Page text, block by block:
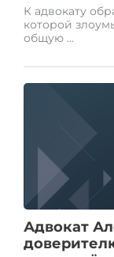
К адвокату
которой
общую ...
Адвокат